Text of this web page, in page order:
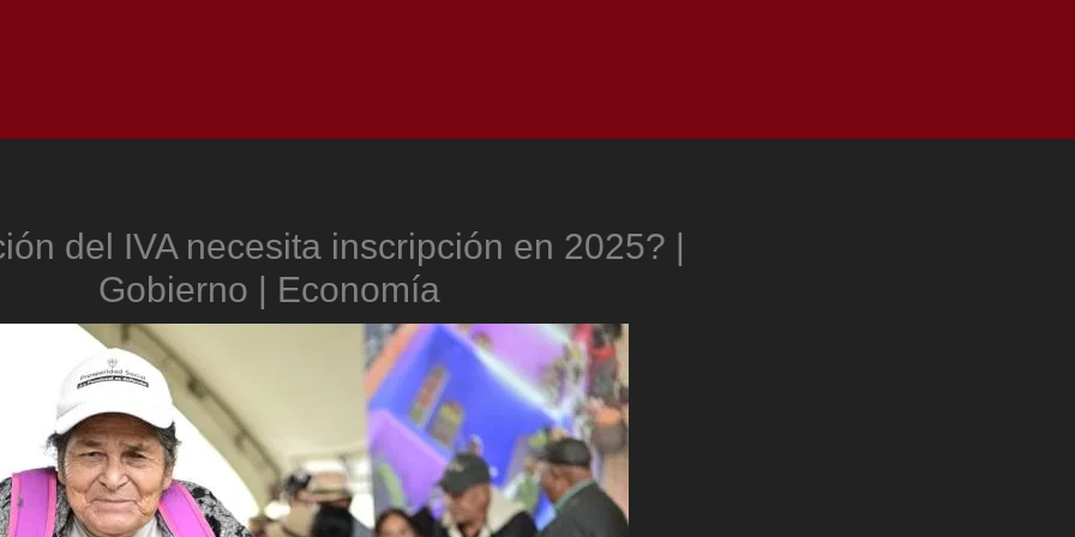
del IVA necesita inscripción en 2025? |
Gobierno | Economía